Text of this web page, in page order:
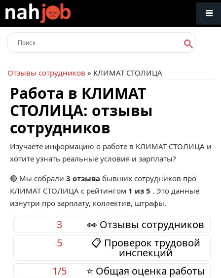
Отзывы сотрудников » КЛИМАТ СТОЛИЦА
Работа в КЛИМАТ
СТОЛИЦА: отзывы
сотрудников
Изучаете информацию о работе в КЛИМАТ СТОЛИЦА и
хотите узнать реальные условия и зарплаты?
🔴 Мы собрали 3 отзыва бывших сотрудников про
КЛИМАТ СТОЛИЦА с рейтингом 1 из 5 . Это данные
изнутри про зарплату, коллектив, штрафы.
👀 Отзывы сотрудников
3
📋 Проверок трудовой
инспекций
5
⭐ Общая оценка работы
1/5